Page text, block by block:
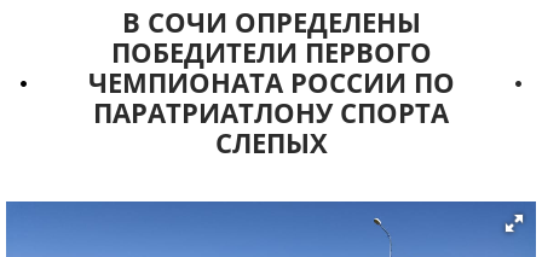
В СОЧИ ОПРЕДЕЛЕНЫ
ПОБЕДИТЕЛИ ПЕРВОГО
ЧЕМПИОНАТА РОССИИ ПО
ПАРАТРИАТЛОНУ СПОРТА
СЛЕПЫХ